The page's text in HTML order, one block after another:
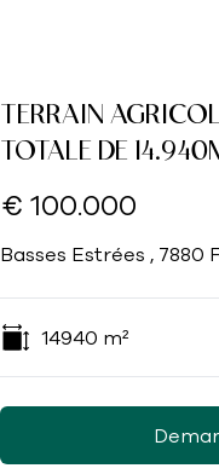
TERRAIN
TOTALE DE
€ 100.000
Basses Estrées , 7880
14940 m²